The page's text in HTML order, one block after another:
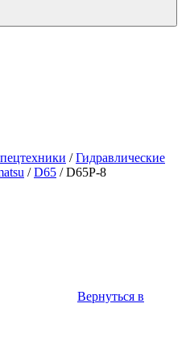
/Гидравлические
/D65 /D65P-8
Вернуться в